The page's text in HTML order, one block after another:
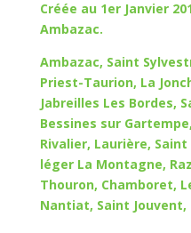
Créée au 1er Janvier
Ambazac.
Ambazac, Saint
Priest-Taurion, La
Jabreilles Les Bordes,
Bessines sur
Rivalier, Laurière,
léger La Montagne,
Thouron, Chamboret,
Nantiat, Saint Jouvent,